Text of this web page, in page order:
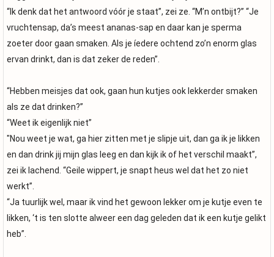
“Ik denk dat het antwoord vóór je staat”, zei ze. “M’n ontbijt?” “Je
vruchtensap, da’s meest ananas-sap en daar kan je sperma
zoeter door gaan smaken. Als je íedere ochtend zo’n enorm glas
ervan drinkt, dan is dat zeker de reden”.
“Hebben meisjes dat ook, gaan hun kutjes ook lekkerder smaken
als ze dat drinken?”
“Weet ik eigenlijk niet”
"Nou weet je wat, ga hier zitten met je slipje uit, dan ga ik je likken
en dan drink jij mijn glas leeg en dan kijk ik of het verschil maakt”,
zei ik lachend. “Geile wippert, je snapt heus wel dat het zo niet
werkt”.
“Ja tuurlijk wel, maar ik vind het gewoon lekker om je kutje even te
likken, ‘t is ten slotte alweer een dag geleden dat ik een kutje gelikt
heb”.